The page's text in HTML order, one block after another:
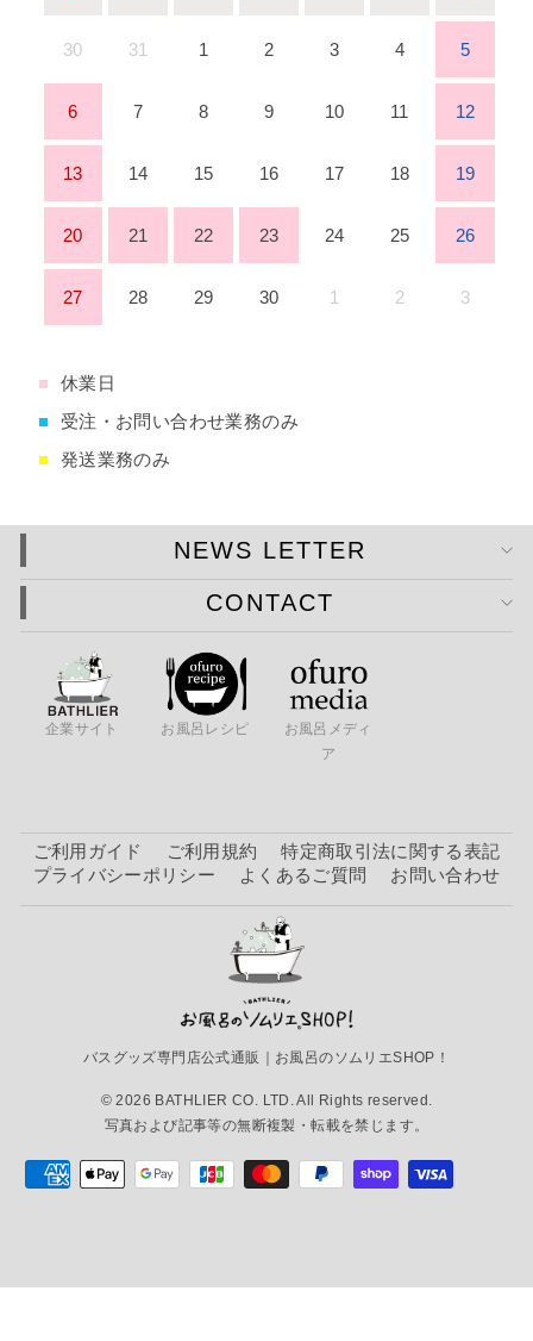
30 31 1 2 3 4 5
6 7 8 9 10 11 12
13 14 15 16 17 18 19
20 21 22 23 24 25 26
27 28 29 30 1 2 3
■
休業日
■
受注・お問い合わせ業務のみ
■ 発送業務のみ
NEWS LETTER
CONTACT
企業サイト お風呂レシピ
お風呂メディ
ア
ご利用ガイド ご利用規約
特定商取引法に関する表記
プライバシーポリシー
よくあるご質問 お問い合わせ
バスグッズ専門店公式通販｜お風呂のソムリエSHOP！
© 2026 BATHLIER CO. LTD. All Rights reserved.
写真および記事等の無断複製・転載を禁じます。